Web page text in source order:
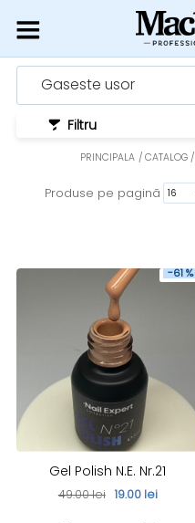
Gaseste usor
PRINCIPALA CATALOG
Produse pe pagină
Filtru
-61 %
Gel Polish N.E. Nr.21
49.00 lei 19.00 lei